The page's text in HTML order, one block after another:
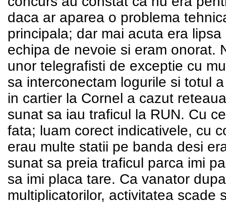
daca ar aparea o problema
principala; dar mai acuta era
echipa de nevoie si eram onorat.
unor telegrafisti de exceptie cu
sa interconectam logurile si totul
in cartier la Cornel a cazut
sunat sa iau traficul la RUN. Cu
fata; luam corect indicativele, cu
erau multe statii pe banda desi
sunat sa preia traficul parca imi
sa imi placa tare. Ca vanator
multiplicatorilor, activitatea scade